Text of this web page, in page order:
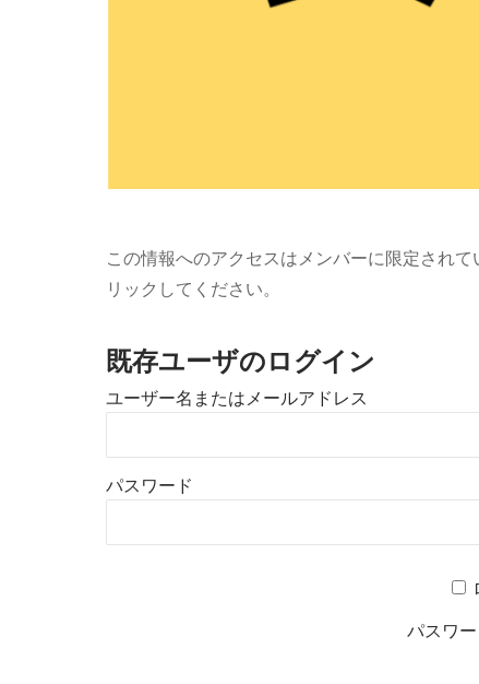
この情報へのアクセスはメンバーに限定され
リックしてください。
既存ユーザのログイン
ユーザー名またはメールアドレス
パスワード
パスワ